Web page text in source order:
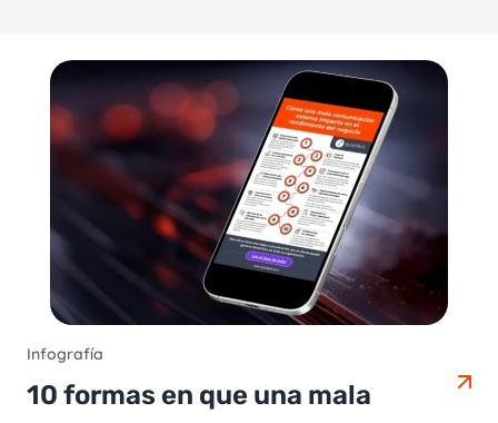
Infografía
10 formas en que una mala